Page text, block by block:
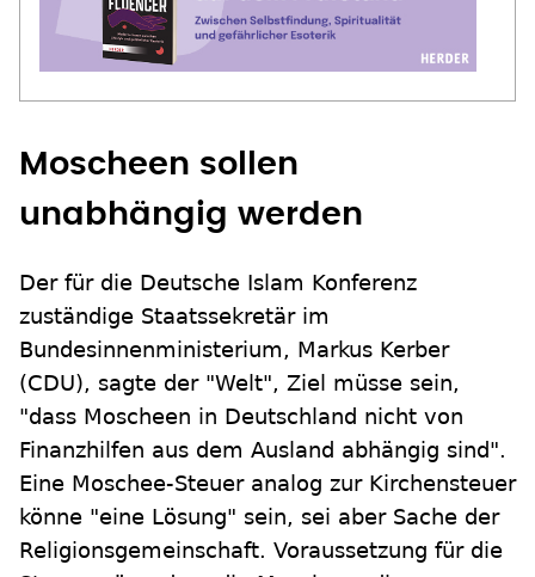
Moscheen sollen
unabhängig werden
Der für die Deutsche Islam Konferenz
zuständige Staatssekretär im
Bundesinnenministerium, Markus Kerber
(CDU), sagte der "Welt", Ziel müsse sein,
"dass Moscheen in Deutschland nicht von
Finanzhilfen aus dem Ausland abhängig sind".
Eine Moschee-Steuer analog zur Kirchensteuer
könne "eine Lösung" sein, sei aber Sache der
Religionsgemeinschaft. Voraussetzung für die